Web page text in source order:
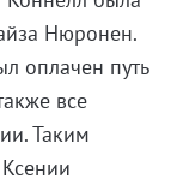
Нюронен.
оплачен путь
все
Таким